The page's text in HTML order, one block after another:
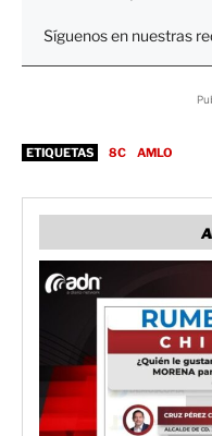
Síguenos en nuestras
ETIQUETAS 8C AMLO